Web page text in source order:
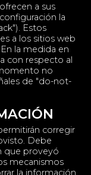
a sus
la
Estos
a los sitios web
la medida en
con respecto al
no
de "do-not-
corregir
Debe
que proveyó
mecanismos
la información